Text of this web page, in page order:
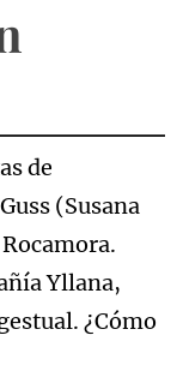
de
(Susana
Yllana,
¿Cómo